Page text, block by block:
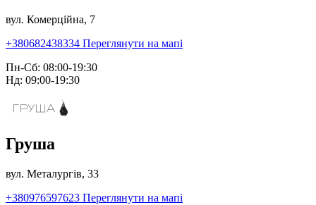
вул. Комерційна, 7
+380682438334 Переглянути на мапі
Пн-Сб: 08:00-19:30
Нд: 09:00-19:30
Груша
вул. Металургів, 33
+380976597623 Переглянути на мапі